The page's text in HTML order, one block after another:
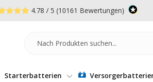
4.78 / 5 (10161 Bewertungen)
Starterbatterien